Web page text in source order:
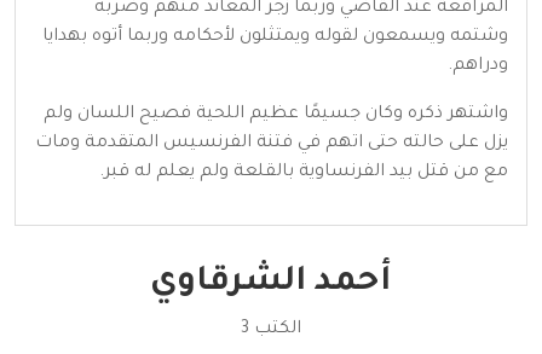
المرافعة عند القاضي وربما زجر المعاند منهم وضربه
وشتمه ويسمعون لقوله ويمتثلون لأحكامه وربما أتوه بهدايا
ودراهم‏.‏
واشتهر ذكره وكان جسيمًا عظيم اللحية فصيح اللسان ولم
يزل على حالته حتى اتهم في فتنة الفرنسيس المتقدمة ومات
مع من قتل بيد الفرنساوية بالقلعة ولم يعلم له قبر‏.‏
أحمد الشرقاوي
الكتب 3